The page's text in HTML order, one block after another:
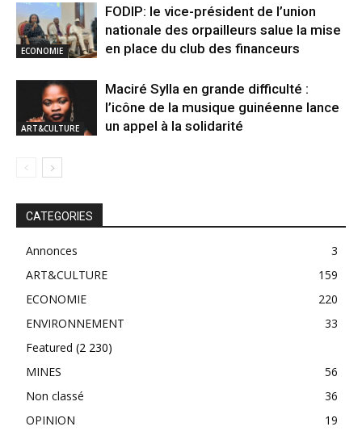
ECONOMIE
FODIP: le vice-président de l’union
nationale des orpailleurs salue la mise
en place du club des financeurs
ART&CULTURE
Maciré Sylla en grande difficulté :
l’icône de la musique guinéenne lance
un appel à la solidarité
CATEGORIES
Annonces
3
ART&CULTURE
159
ECONOMIE
220
ENVIRONNEMENT
33
Featured (2 230)
MINES
56
Non classé
36
OPINION
19